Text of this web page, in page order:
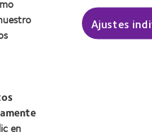
Aviso Legal
Aviso de cookies
Buscar un centro
en
Ajustes